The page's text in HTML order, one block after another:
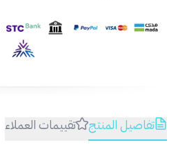
تفاصيل المنتج تقييمات العملاء